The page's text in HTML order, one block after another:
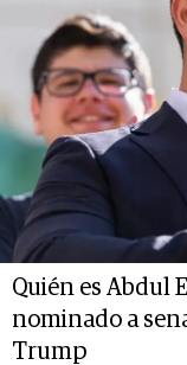
Quién es Abdul
nominado a
Trump